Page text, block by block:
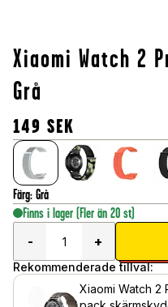
Xiaomi Watch 2
Grå
149 SEK
Färg: Grå
Finns i lager (Fler än 20 st)
-
+
Rekommenderade tillval:
Xiaomi Watch 2